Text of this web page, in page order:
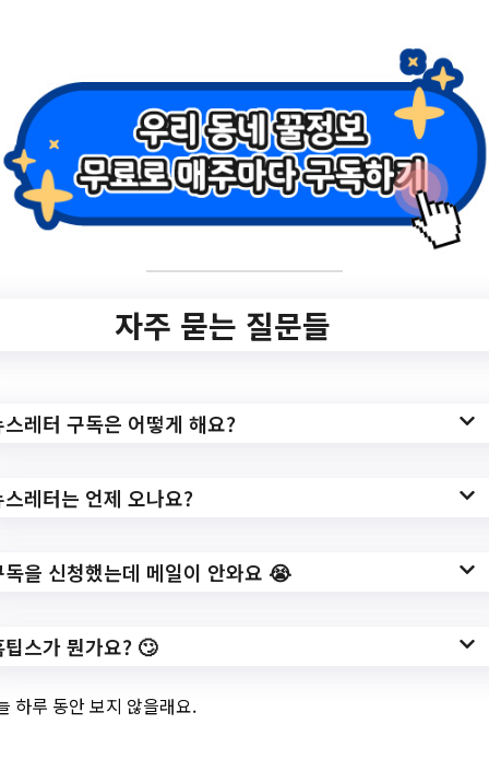
자주 묻는 질문들
스레터 구독은 어떻게 해요?
스레터는 언제 오나요?
독을 신청했는데 메일이 안와요 😭
팁스가 뭔가요? 🙄
하루 동안 보지 않을래요.